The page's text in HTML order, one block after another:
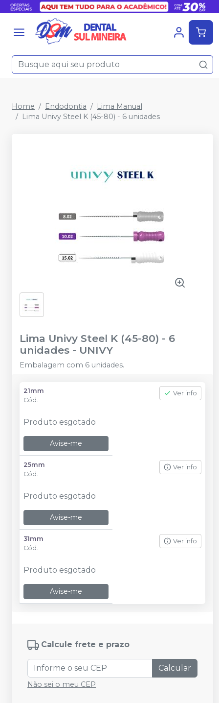
Home Endodontia
Lima Manual
Lima Univy Steel K (45-80) - 6 unidades
Lima Univy Steel K (45-80) - 6
unidades - UNIVY
Embalagem com 6 unidades.
21mm
Cód.
Ver info
Produto esgotado
Avise-me
25mm
Cód.
Ver info
Produto esgotado
Avise-me
31mm
Cód.
Ver info
Produto esgotado
Avise-me
Calcule frete e prazo
Calcular
Não sei o meu CEP